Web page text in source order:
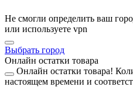
Не смогли определить ваш
или используете vpn
Выбрать город
Онлайн остатки товара
Онлайн остатки товара!
настоящем времени и